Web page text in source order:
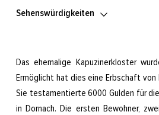
Sehenswürdigkeiten
Das ehemalige Kapuzinerkloster
Ermöglicht hat dies eine Erbschaft von
Sie testamentierte 6000 Gulden für
in Dornach. Die ersten Bewohner,